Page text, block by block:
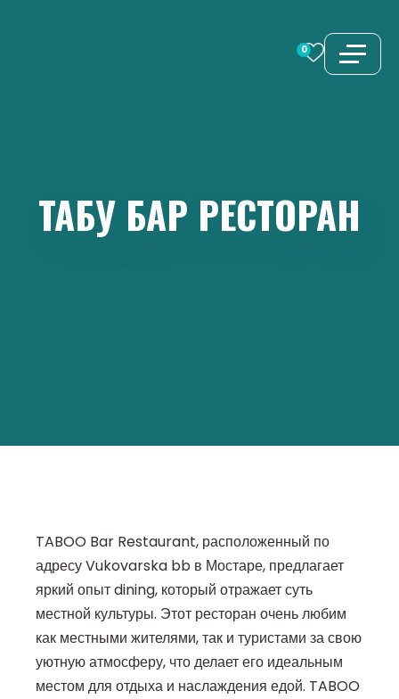
0
ТАБУ БАР РЕСТОРАН
TABOO Bar Restaurant, расположенный по
адресу Vukovarska bb в Мостаре, предлагает
яркий опыт dining, который отражает суть
местной культуры. Этот ресторан очень любим
как местными жителями, так и туристами за свою
уютную атмосферу, что делает его идеальным
местом для отдыха и наслаждения едой. TABOO